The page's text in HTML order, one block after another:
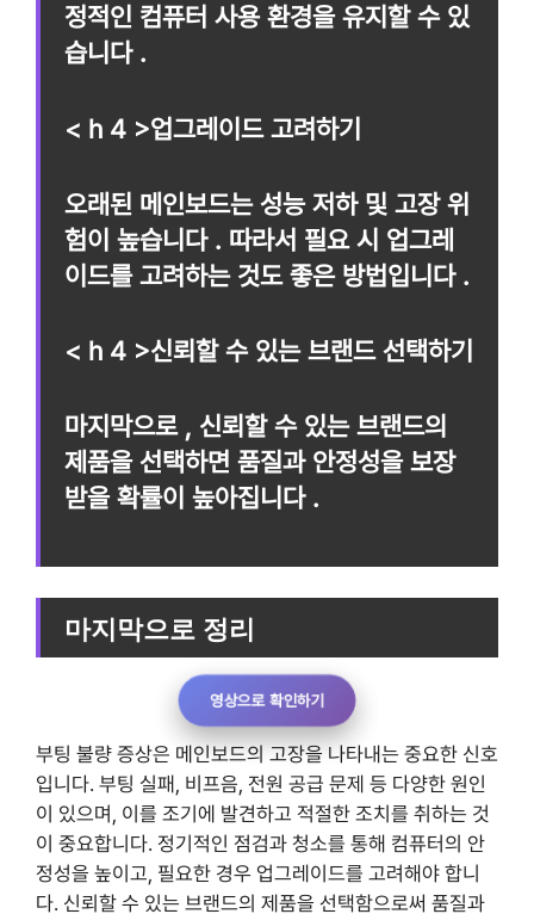
정적인 컴퓨터 사용 환경을 유지할 수 있
습니다 .
< h 4 >업그레이드 고려하기
오래된 메인보드는 성능 저하 및 고장 위
험이 높습니다 . 따라서 필요 시 업그레
이드를 고려하는 것도 좋은 방법입니다 .
< h 4 >신뢰할 수 있는 브랜드 선택하기
마지막으로 , 신뢰할 수 있는 브랜드의
제품을 선택하면 품질과 안정성을 보장
받을 확률이 높아집니다 .
마지막으로 정리
영상으로 확인하기
부팅 불량 증상은 메인보드의 고장을 나타내는 중요한 신호
입니다. 부팅 실패, 비프음, 전원 공급 문제 등 다양한 원인
이 있으며, 이를 조기에 발견하고 적절한 조치를 취하는 것
이 중요합니다. 정기적인 점검과 청소를 통해 컴퓨터의 안
정성을 높이고, 필요한 경우 업그레이드를 고려해야 합니
다. 신뢰할 수 있는 브랜드의 제품을 선택함으로써 품질과